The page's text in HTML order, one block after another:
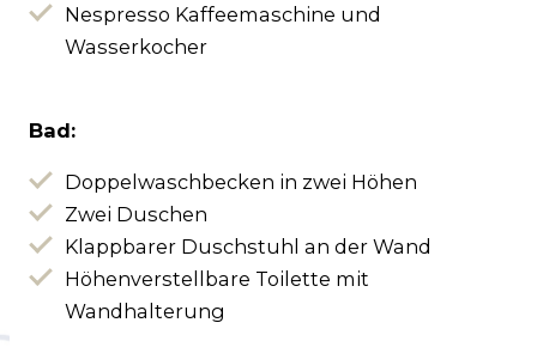
Nespresso Kaffeemaschine und
Wasserkocher
Bad:
Doppelwaschbecken in zwei Höhen
Zwei Duschen
Klappbarer Duschstuhl an der Wand
Höhenverstellbare Toilette mit
Wandhalterung